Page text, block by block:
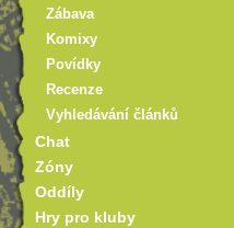
Zábava
Komixy
Povídky
Recenze
Vyhledávání článků
Chat
Zóny
Oddíly
Hry pro kluby